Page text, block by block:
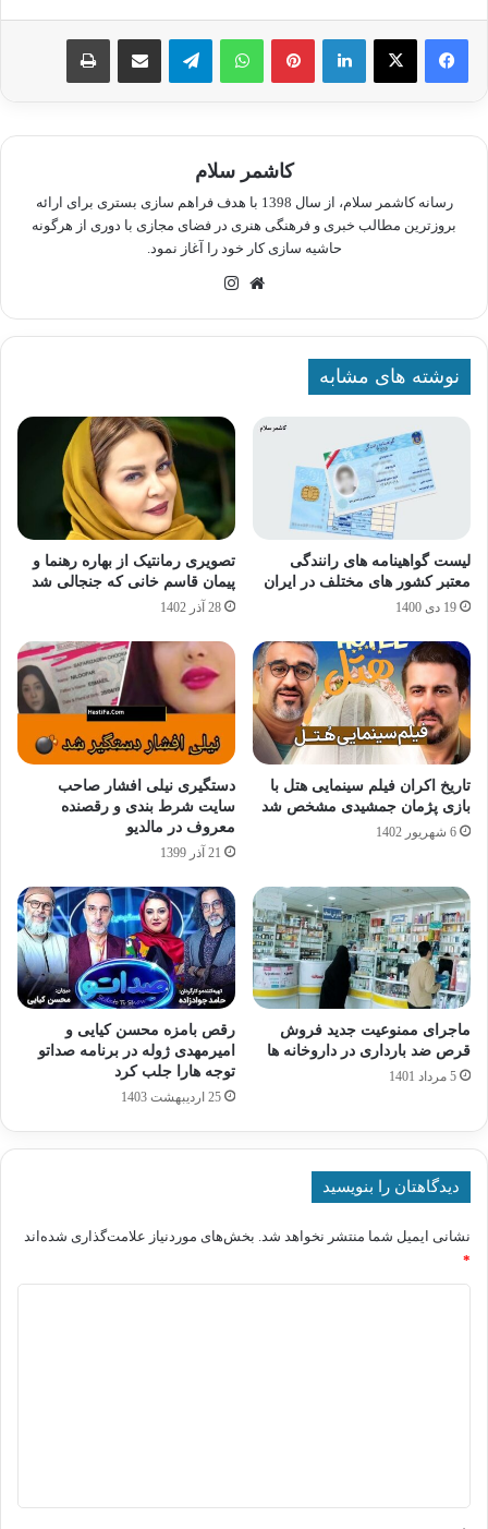
لینکدین پینترستواتس آپ تلگرام اشتراک گذاری از طریق ایمیل چاپ
کاشمر سلام
رسانه کاشمر سلام، از سال 1398 با هدف فراهم سازی بستری برای ارائه
بروزترین مطالب خبری و فرهنگی هنری در فضای مجازی با دوری از هرگونه
حاشیه سازی کار خود را آغاز نمود.
وبسایت
نوشته های مشابه
لیست گواهینامه های رانندگی
معتبر کشور های مختلف در ایران
19 دی 1400
تصویری رمانتیک از بهاره رهنما و
پیمان قاسم خانی که جنجالی شد
28 آذر 1402
تاریخ اکران فیلم سینمایی هتل با
بازی پژمان جمشیدی مشخص شد
6 شهریور 1402
دستگیری نیلی افشار صاحب
سایت شرط بندی و رقصنده
معروف در مالدیو
21 آذر 1399
ماجرای ممنوعیت جدید فروش
قرص ضد بارداری در داروخانه ها
5 مرداد 1401
رقص بامزه محسن کیایی و
امیرمهدی ژوله در برنامه صداتو
توجه هارا جلب کرد
25 اردیبهشت 1403
دیدگاهتان را بنویسید
نشانی ایمیل شما منتشر نخواهد شد. بخش‌های موردنیاز علامت‌گذاری شده‌اند
*